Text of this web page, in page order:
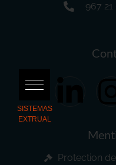
967
Protection